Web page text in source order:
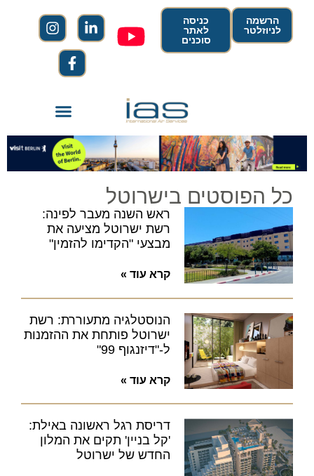
הרשמה
לניוזלטר
כניסה
לאתר
סוכנים
כל הפוסטים בישרוטל
ראש השנה מעבר לפינה:
רשת ישרוטל מציעה את
מבצעי "הקדימו להזמין"
קרא עוד »
הנוסטלגיה מתעוררת: רשת
ישרוטל פותחת את ההזמנות
ל-"דיזנגוף 99"
קרא עוד »
דריסת רגל ראשונה באילת:
'קל בניין' תקים את המלון
החדש של ישרוטל